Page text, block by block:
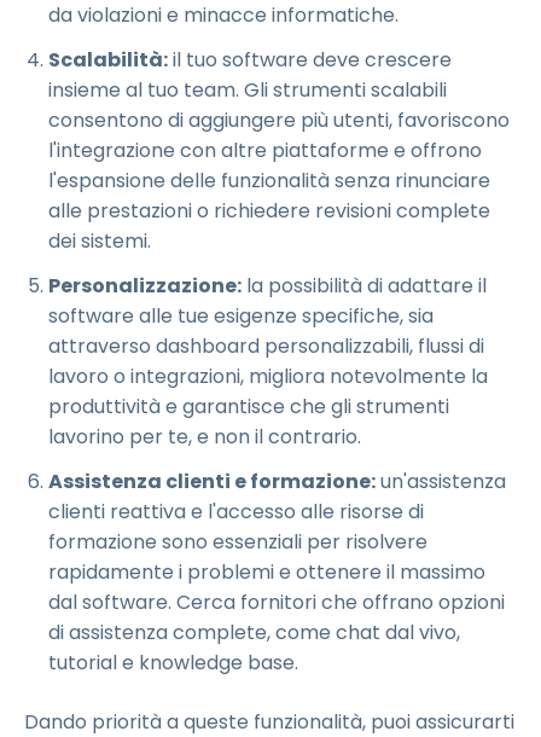
da violazioni e minacce informatiche.
Scalabilità:il tuo software deve crescere
insieme al tuo team. Gli strumenti scalabili
consentono di aggiungere più utenti, favoriscono
l'integrazione con altre piattaforme e offrono
l'espansione delle funzionalità senza rinunciare
alle prestazioni o richiedere revisioni complete
dei sistemi.
Personalizzazione: la possibilità di adattare il
software alle tue esigenze specifiche, sia
attraverso dashboard personalizzabili, flussi di
lavoro o integrazioni, migliora notevolmente la
produttività e garantisce che gli strumenti
lavorino per te, e non il contrario.
Assistenza clienti e formazione:un'assistenza
clienti reattiva e l'accesso alle risorse di
formazione sono essenziali per risolvere
rapidamente i problemi e ottenere il massimo
dal software. Cerca fornitori che offrano opzioni
di assistenza complete, come chat dal vivo,
tutorial e knowledge base.
Dando priorità a queste funzionalità, puoi assicurarti